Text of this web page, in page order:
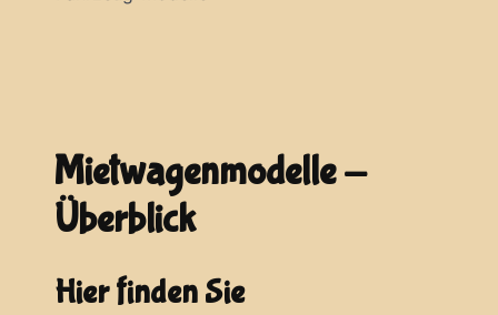
Mietwagenmodelle -
Überblick
Hier finden Sie